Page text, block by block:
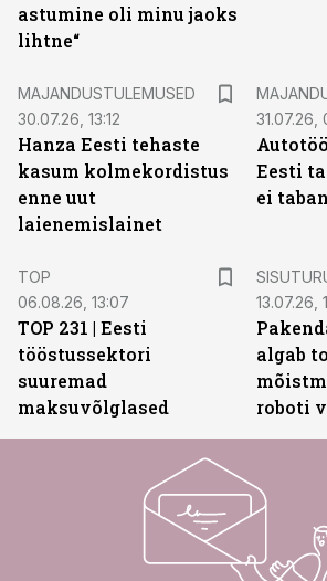
astumine oli minu jaoks
lihtne“
MAJANDUSTULEMUSED
30.07.26, 13:12
Hanza Eesti tehaste
kasum kolmekordistus
enne uut
laienemislainet
31.07.26,
Eesti
ei
TOP
06.08.26, 13:07
TOP 231 | Eesti
tööstussektori
suuremad
maksuvõlglased
13.07.26,
algab
roboti